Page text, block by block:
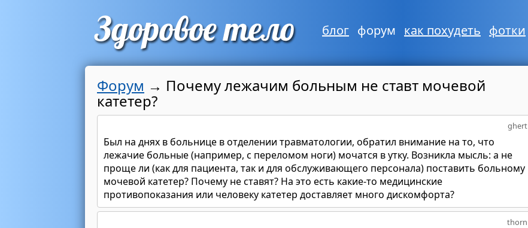
блог форум как похудеть фотки
Форум → Почему лежачим больным не ставт мочевой
катетер?
ghert
Был на днях в больнице в отделении травматологии, обратил внимание на то, что
лежачие больные (например, с переломом ноги) мочатся в утку. Возникла мысль: а не
проще ли (как для пациента, так и для обслуживающего персонала) поставить больному
мочевой катетер? Почему не ставят? На это есть какие-то медицинские
противопоказания или человеку катетер доставляет много дискомфорта?
thorn